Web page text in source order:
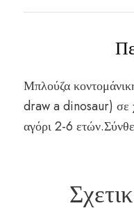
Μπλούζα
draw a dinosaur) σε
αγόρι 2-6